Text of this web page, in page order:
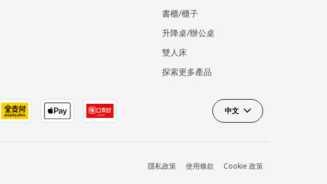
書櫃/櫃子
升降桌/辦公桌
雙人床
探索更多產品
中文
隱私政策 使用條款 Cookie 政策